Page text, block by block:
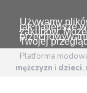
Używamy
jak najlepsze
zakupów.
Twojej
Platforma
mężczyzn i dzieci,